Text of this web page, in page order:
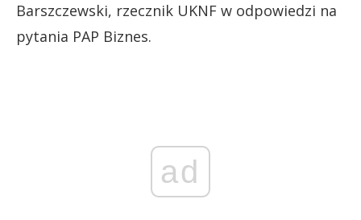
Barszczewski, rzecznik UKNF w odpowiedzi na
pytania PAP Biznes.
ad